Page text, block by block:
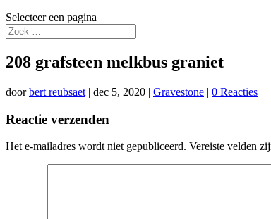
Selecteer een pagina
208 grafsteen melkbus graniet
doorbert reubsaet | dec 5, 2020 | Gravestone | 0 Reacties
Reactie verzenden
Het e-mailadres wordt niet gepubliceerd. Vereiste velden